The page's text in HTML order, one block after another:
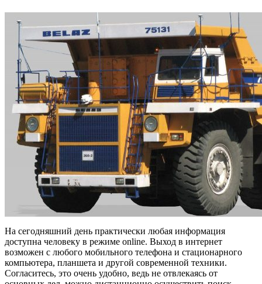
На сегодняшний день практически любая информация
доступна человеку в режиме online. Выход в интернет
возможен с любого мобильного телефона и стационарного
компьютера, планшета и другой современной техники.
Согласитесь, это очень удобно, ведь не отвлекаясь от